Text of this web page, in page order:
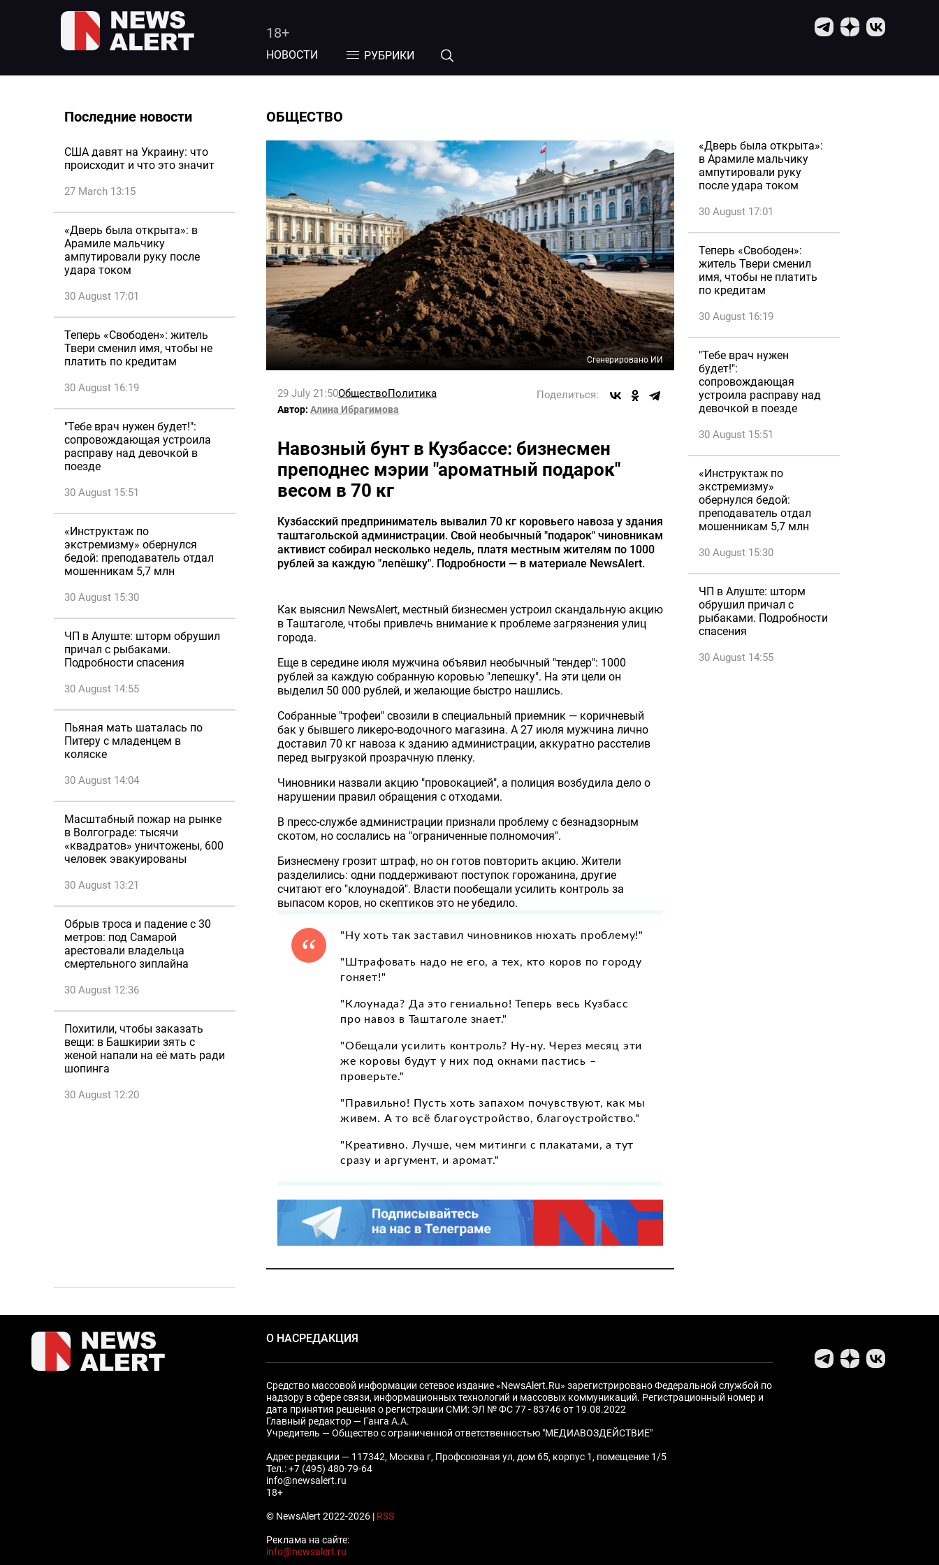
18+
НОВОСТИ РУБРИКИ
Последние новости
США давят на Украину: что
происходит и что это значит
27 March 13:15
«Дверь была открыта»: в
Арамиле мальчику
ампутировали руку после
удара током
30 August 17:01
Теперь «Свободен»: житель
Твери сменил имя, чтобы не
платить по кредитам
30 August 16:19
"Тебе врач нужен будет!":
сопровождающая устроила
расправу над девочкой в
поезде
30 August 15:51
«Инструктаж по
экстремизму» обернулся
бедой: преподаватель отдал
мошенникам 5,7 млн
30 August 15:30
ЧП в Алуште: шторм обрушил
причал с рыбаками.
Подробности спасения
30 August 14:55
Пьяная мать шаталась по
Питеру с младенцем в
коляске
30 August 14:04
Масштабный пожар на рынке
в Волгограде: тысячи
«квадратов» уничтожены, 600
человек эвакуированы
30 August 13:21
Обрыв троса и падение с 30
метров: под Самарой
арестовали владельца
смертельного зиплайна
30 August 12:36
Похитили, чтобы заказать
вещи: в Башкирии зять с
женой напали на её мать ради
шопинга
30 August 12:20
ОБЩЕСТВО
Сгенерировано ИИ
29 July 21:50ОбществоПолитика Поделиться:
Автор: Алина Ибрагимова
Навозный бунт в Кузбассе: бизнесмен
преподнес мэрии "ароматный подарок"
весом в 70 кг
Кузбасский предприниматель вывалил 70 кг коровьего навоза у здания
таштагольской администрации. Свой необычный "подарок" чиновникам
активист собирал несколько недель, платя местным жителям по 1000
рублей за каждую "лепёшку". Подробности — в материале NewsAlert.
Как выяснил NewsAlert, местный бизнесмен устроил скандальную акцию
в Таштаголе, чтобы привлечь внимание к проблеме загрязнения улиц
города.
Еще в середине июля мужчина объявил необычный "тендер": 1000
рублей за каждую собранную коровью "лепешку". На эти цели он
выделил 50 000 рублей, и желающие быстро нашлись.
Собранные "трофеи" свозили в специальный приемник — коричневый
бак у бывшего ликеро-водочного магазина. А 27 июля мужчина лично
доставил 70 кг навоза к зданию администрации, аккуратно расстелив
перед выгрузкой прозрачную пленку.
Чиновники назвали акцию "провокацией", а полиция возбудила дело о
нарушении правил обращения с отходами.
В пресс-службе администрации признали проблему с безнадзорным
скотом, но сослались на "ограниченные полномочия".
Бизнесмену грозит штраф, но он готов повторить акцию. Жители
разделились: одни поддерживают поступок горожанина, другие
считают его "клоунадой". Власти пообещали усилить контроль за
выпасом коров, но скептиков это не убедило.
"Ну хоть так заставил чиновников нюхать проблему!"
"Штрафовать надо не его, а тех, кто коров по городу
гоняет!"
"Клоунада? Да это гениально! Теперь весь Кузбасс
про навоз в Таштаголе знает."
"Обещали усилить контроль? Ну-ну. Через месяц эти
же коровы будут у них под окнами пастись –
проверьте."
"Правильно! Пусть хоть запахом почувствуют, как мы
живем. А то всё благоустройство, благоустройство."
"Креативно. Лучше, чем митинги с плакатами, а тут
сразу и аргумент, и аромат."
«Дверь была открыта»:
в Арамиле мальчику
ампутировали руку
после удара током
30 August 17:01
Теперь «Свободен»:
житель Твери сменил
имя, чтобы не платить
по кредитам
30 August 16:19
"Тебе врач нужен
будет!":
сопровождающая
устроила расправу над
девочкой в поезде
30 August 15:51
«Инструктаж по
экстремизму»
обернулся бедой:
преподаватель отдал
мошенникам 5,7 млн
30 August 15:30
ЧП в Алуште: шторм
обрушил причал с
рыбаками. Подробности
спасения
30 August 14:55
О НАСРЕДАКЦИЯ
Средство массовой информации сетевое издание «NewsAlert.Ru» зарегистрировано Федеральной службой по
надзору в сфере связи, информационных технологий и массовых коммуникаций. Регистрационный номер и
дата принятия решения о регистрации СМИ: ЭЛ № ФС 77 - 83746 от 19.08.2022
Главный редактор — Ганга А.А.
Учредитель — Общество с ограниченной ответственностью "МЕДИАВОЗДЕЙСТВИЕ"
Адрес редакции — 117342, Москва г, Профсоюзная ул, дом 65, корпус 1, помещение 1/5
Тел.: +7 (495) 480-79-64
info@newsalert.ru
18+
© NewsAlert 2022-2026 | RSS
Реклама на сайте:
info@newsalert.ru